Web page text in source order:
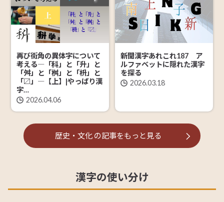
再び街角の異体字について
考える―「科」と「升」と
「舛」と「桝」と「枡」と
「〼」―【上】|やっぱり漢
字…
2026.04.06
新聞漢字あれこれ187 ア
ルファベットに隠れた漢字
を探る
2026.03.18
歴史・文化 の記事をもっと見る
漢字の使い分け